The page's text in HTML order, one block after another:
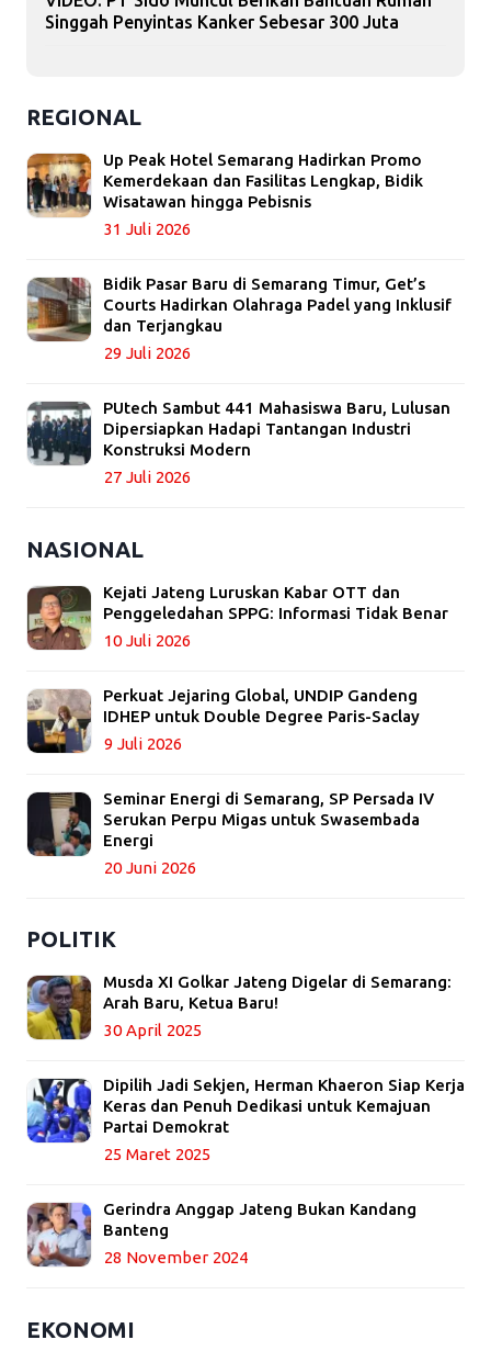
Singgah Penyintas Kanker Sebesar 300 Juta
REGIONAL
Up Peak Hotel Semarang Hadirkan Promo
Kemerdekaan dan Fasilitas Lengkap, Bidik
Wisatawan hingga Pebisnis
31 Juli 2026
Bidik Pasar Baru di Semarang Timur, Get’s
Courts Hadirkan Olahraga Padel yang Inklusif
dan Terjangkau
29 Juli 2026
PUtech Sambut 441 Mahasiswa Baru, Lulusan
Dipersiapkan Hadapi Tantangan Industri
Konstruksi Modern
27 Juli 2026
NASIONAL
Kejati Jateng Luruskan Kabar OTT dan
Penggeledahan SPPG: Informasi Tidak Benar
10 Juli 2026
Perkuat Jejaring Global, UNDIP Gandeng
IDHEP untuk Double Degree Paris-Saclay
9 Juli 2026
Seminar Energi di Semarang, SP Persada IV
Serukan Perpu Migas untuk Swasembada
Energi
20 Juni 2026
POLITIK
Musda XI Golkar Jateng Digelar di Semarang:
Arah Baru, Ketua Baru!
30 April 2025
Dipilih Jadi Sekjen, Herman Khaeron Siap Kerja
Keras dan Penuh Dedikasi untuk Kemajuan
Partai Demokrat
25 Maret 2025
Gerindra Anggap Jateng Bukan Kandang
Banteng
28 November 2024
EKONOMI